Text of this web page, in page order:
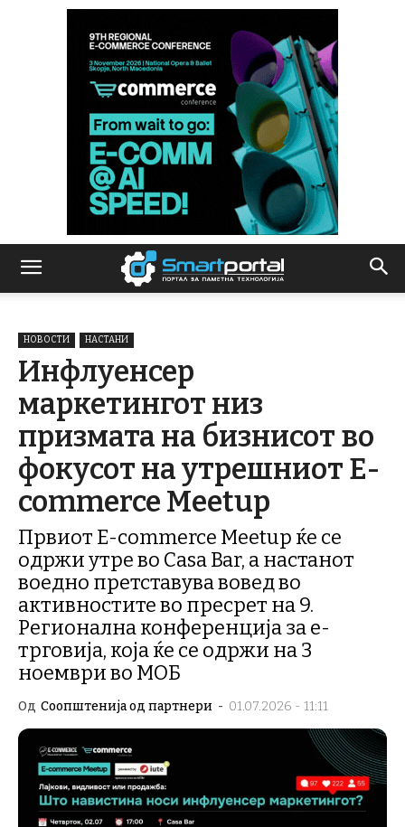
НОВОСТИ НАСТАНИ
Инфлуенсер
маркетингот низ
призмата на бизнисот во
фокусот на утрешниот E-
commerce Meetup
Првиот E-commerce Meetup ќе се
одржи утре во Casa Bar, а настанот
воедно претставува вовед во
активностите во пресрет на 9.
Регионална конференција за е-
трговија, која ќе се одржи на 3
ноември во МОБ
Од Соопштенија од партнери - 01.07.2026 - 11:11